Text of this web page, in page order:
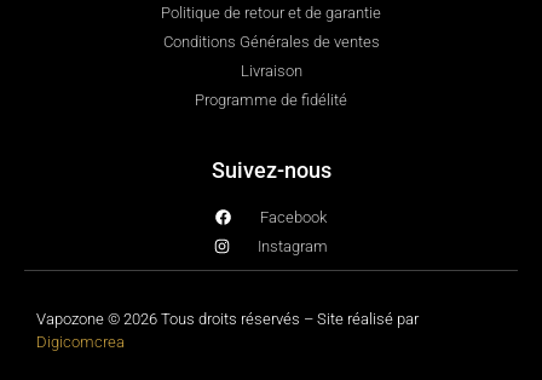
Politique de retour et de garantie
Conditions Générales de ventes
Livraison
Programme de fidélité
Suivez-nous
Facebook
Instagram
Vapozone © 2026 Tous droits réservés – Site réalisé par
Digicomcrea